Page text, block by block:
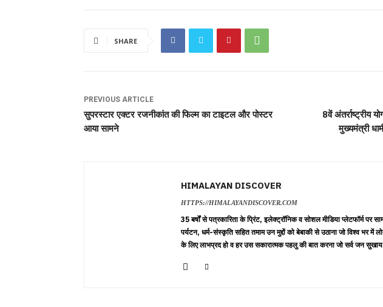
SHARE
PREVIOUS ARTICLE
सुपरस्टार एक्टर रजनीकांत की फिल्म का टाइटल और पोस्टर
आया सामने
8वें अंतर्राष्ट्रीय
मुख्यमंत्री
HIMALAYAN DISCOVER
HTTPS://HIMALAYANDISCOVER.COM
35 बर्षों से पत्रकारिता के प्रिंट, इलेक्ट्रॉनिक व सोशल मीडिया प्लेटफॉर्म पर
पर्यटन, धर्म-संस्कृति सहित तमाम उन मुद्दों को बेबाकी से उठाना जो विश्व
के लिए लाभप्रद हो व हर उस सकारात्मक पहलु की बात करना जो सर्व जन